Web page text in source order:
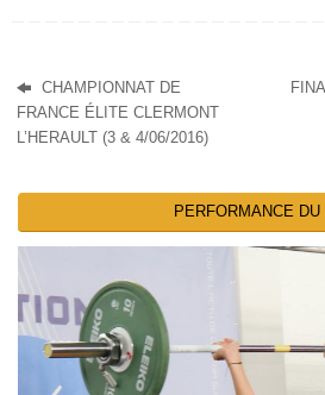
CHAMPIONNAT DE
FRANCE ÉLITE CLERMONT
L’HERAULT (3 & 4/06/2016)
PERFORMANCE DU